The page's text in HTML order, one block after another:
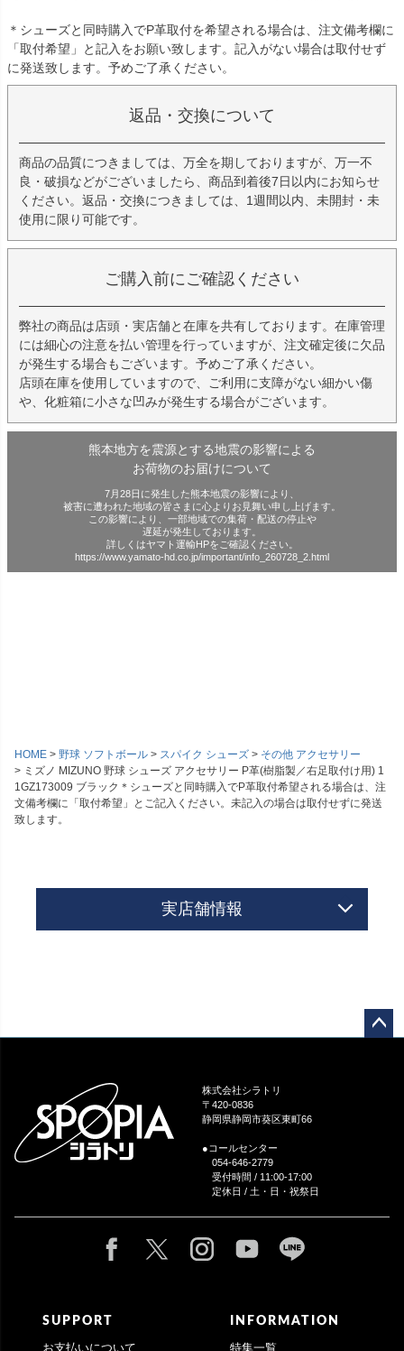
＊シューズと同時購入でP革取付を希望される場合は、注文備考欄に
「取付希望」と記入をお願い致します。記入がない場合は取付せず
に発送致します。予めご了承ください。
返品・交換について
商品の品質につきましては、万全を期しておりますが、万一不
良・破損などがございましたら、商品到着後7日以内にお知らせ
ください。返品・交換につきましては、1週間以内、未開封・未
使用に限り可能です。
ご購入前にご確認ください
弊社の商品は店頭・実店舗と在庫を共有しております。在庫管理
には細心の注意を払い管理を行っていますが、注文確定後に欠品
が発生する場合もございます。予めご了承ください。
店頭在庫を使用していますので、ご利用に支障がない細かい傷
や、化粧箱に小さな凹みが発生する場合がございます。
熊本地方を震源とする地震の影響による
お荷物のお届けについて
7月28日に発生した熊本地震の影響により、
被害に遭われた地域の皆さまに心よりお見舞い申し上げます。
この影響により、一部地域での集荷・配送の停止や
遅延が発生しております。
詳しくはヤマト運輸HPをご確認ください。
https://www.yamato-hd.co.jp/important/info_260728_2.html
HOME 野球 ソフトボール スパイク シューズ
その他 アクセサリー
ミズノ MIZUNO 野球 シューズ アクセサリー P革(樹脂製／右足取付け用) 1
1GZ173009 ブラック＊シューズと同時購入でP革取付希望される場合は、注
文備考欄に「取付希望」とご記入ください。未記入の場合は取付せずに発送
致します。
実店舗情報
株式会社シラトリ
〒420-0836
静岡県静岡市葵区東町66
●コールセンター
054-646-2779
受付時間 / 11:00-17:00
定休日 / 土・日・祝祭日
SUPPORT
お支払いについて
INFORMATION
特集一覧